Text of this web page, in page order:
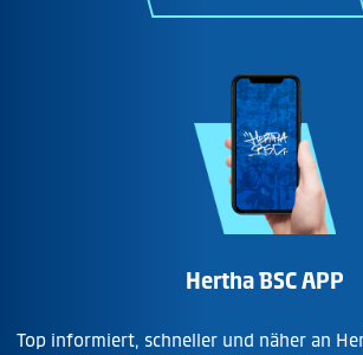
Hertha BSC APP
Top informiert, schneller und näher an